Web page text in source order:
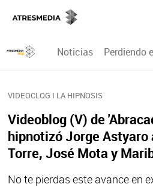
Noticias Perdiendo
VIDEOCLOG I LA HIPNOSIS
Videoblog (V) de
hipnotizó Jorge Astyaro
Torre, José Mota y
No te pierdas este avance en